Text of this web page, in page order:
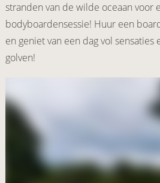
stranden van de wilde oceaan voor
bodyboardensessie! Huur een
en geniet van een dag vol
golven!